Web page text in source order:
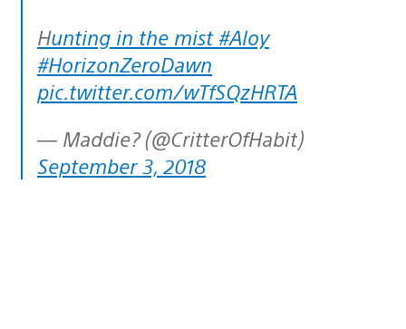
Hunting in the mist #Aloy
#HorizonZeroDawn
pic.twitter.com/wTfSQzHRTA
— Maddie? (@CritterOfHabit)
September 3, 2018